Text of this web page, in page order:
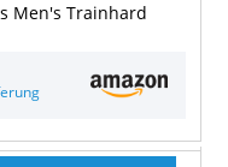
Men's Trainhard